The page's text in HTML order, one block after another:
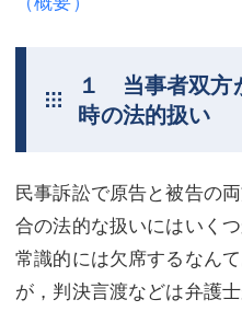
刑事弁護
不動産登記
調査・書面作成
債務整理
マスコミ取材・実績
交通事故
商業登記
債務整理
マスコミ取材・実績
アクセス
１ 当事者双方
時の法的扱い
民事訴訟で原告と被告の
合の法的な扱いにはいく
常識的には欠席するなん
が，判決言渡などは弁護